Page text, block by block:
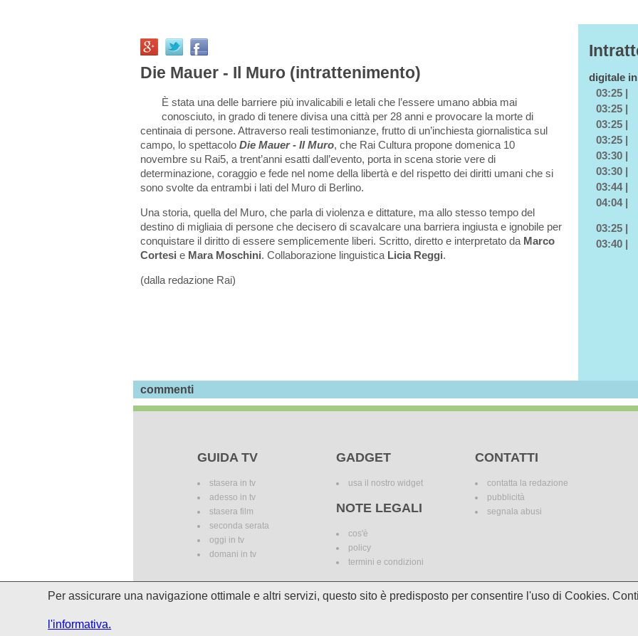
Die Mauer - Il Muro (intrattenimento)
È stata una delle barriere più invalicabili e letali che l’essere umano abbia mai
conosciuto, in grado di tenere divisa una città per 28 anni e provocare la morte di
centinaia di persone. Attraverso reali testimonianze, frutto di un’inchiesta giornalistica sul
campo, lo spettacolo Die Mauer - Il Muro, che Rai Cultura propone domenica 10
novembre su Rai5, a trent’anni esatti dall’evento, porta in scena storie vere di
determinazione, coraggio e fede nel nome della libertà e del rispetto dei diritti umani che si
sono svolte da entrambi i lati del Muro di Berlino.
Una storia, quella del Muro, che parla di violenza e dittature, ma allo stesso tempo del
destino di migliaia di persone che decisero di scavalcare una barriera ingiusta e ignobile per
conquistare il diritto di essere semplicemente liberi. Scritto, diretto e interpretato da Marco
Cortesi e Mara Moschini. Collaborazione linguistica Licia Reggi.
(dalla redazione Rai)
digitale
03:25 |
03:25 |
03:25 |
03:25 |
03:30 |
03:30 |
03:44 |
04:04 |
03:25 |
03:40 |
commenti
GUIDA TV
stasera in tv
adesso in tv
stasera film
seconda serata
oggi in tv
domani in tv
GADGET
usa il nostro widget
NOTE LEGALI
cos'è
policy
termini e condizioni
CONTATTI
contatta la redazione
pubblicità
segnala abusi
I palinsesti potrebbero subire delle variazioni. I marchi dei canali televisivi appartengono ai legittimi proprietari. Le
incomplete e/o errate.
Per assicurare una navigazione ottimale e altri servizi, questo sito è predisposto per consentire l'uso di Cookies.
l'informativa.